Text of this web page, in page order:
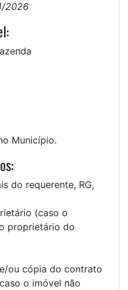
2026
Município.
do requerente, RG,
(caso o
proprietário do
ou cópia do contrato
o imóvel não